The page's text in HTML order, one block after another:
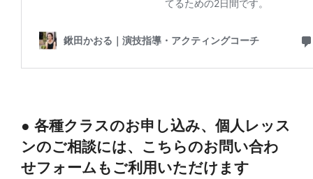
● 各種クラスのお申し込み、個人レッス
ンのご相談には、こちらのお問い合わ
せフォームもご利用いただけます